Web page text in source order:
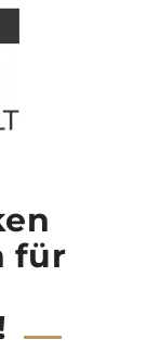
für